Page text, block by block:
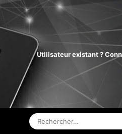
Utilisateur existant ?